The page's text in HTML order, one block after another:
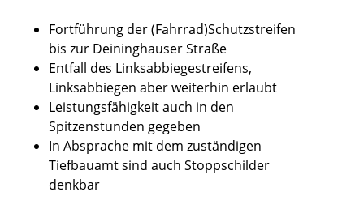
Fortführung der (Fahrrad)Schutzstreifen
bis zur Deininghauser Straße
Entfall des Linksabbiegestreifens,
Linksabbiegen aber weiterhin erlaubt
Leistungsfähigkeit auch in den
Spitzenstunden gegeben
In Absprache mit dem zuständigen
Tiefbauamt sind auch Stoppschilder
denkbar